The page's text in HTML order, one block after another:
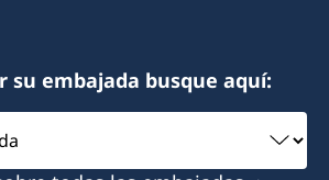
Tierra del Fuego
su embajada busque aquí: